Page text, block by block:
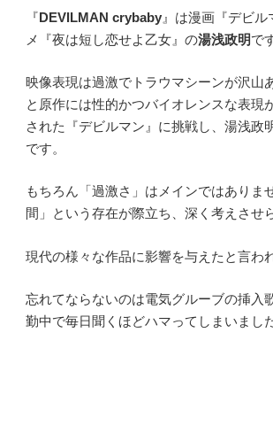
『 DEVILMAN crybaby 』は漫画『デビ
メ『夜は短し恋せよ乙女』の湯浅政明で
映像表現は過激でトラウマシーンが沢山
と原作には性的かつバイオレンスな表現
された『デビルマン』に挑戦し、湯浅政
です。
もちろん「過激さ」はメインではありま
間」という存在が際立ち、深く考えさせ
現代の様々な作品に影響を与えたと言わ
忘れてならないのは電気グルーブの挿入
勤中で毎日聞くほどハマってしまいました